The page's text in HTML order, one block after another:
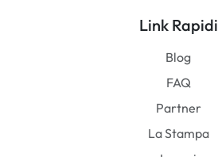
Link Rapidi
Blog
FAQ
Partner
La Stampa